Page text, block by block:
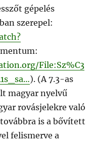
gépelés
szerepel:
File:Sz%C3
). (A 7.3-as
magyar nyelvű
rovásjelekre való
is a bővített
felismerve a